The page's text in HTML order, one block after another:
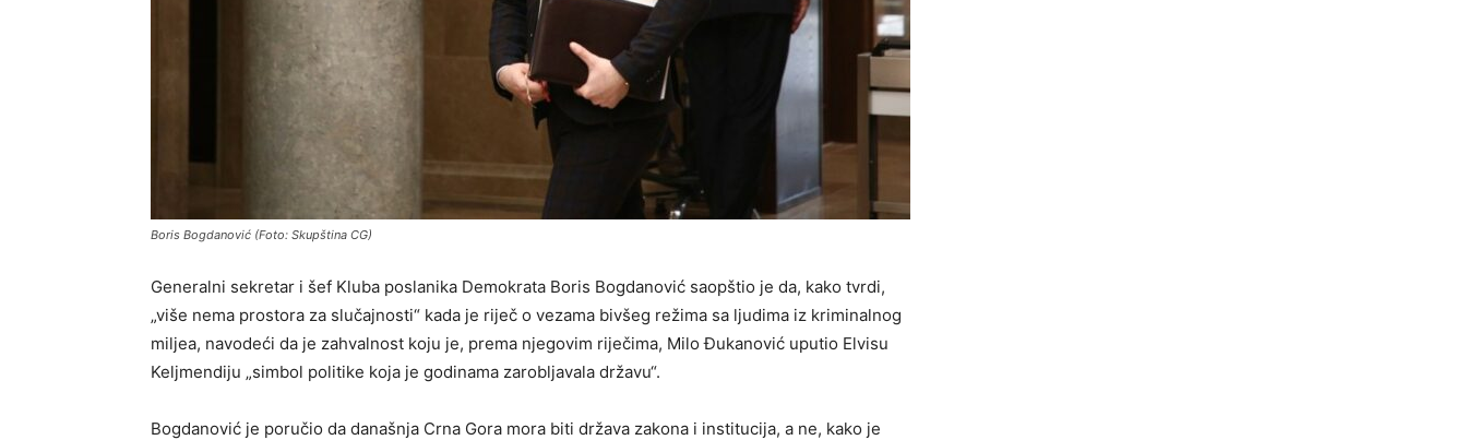
Boris Bogdanović (Foto: Skupština CG)
Generalni sekretar i šef Kluba poslanika Demokrata Boris Bogdanović saopštio je da, kako tvrdi,
„više nema prostora za slučajnosti“ kada je riječ o vezama bivšeg režima sa ljudima iz kriminalnog
miljea, navodeći da je zahvalnost koju je, prema njegovim riječima, Milo Đukanović uputio Elvisu
Keljmendiju „simbol politike koja je godinama zarobljavala državu“.
Bogdanović je poručio da današnja Crna Gora mora biti država zakona i institucija, a ne, kako je